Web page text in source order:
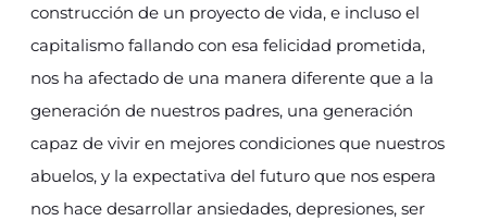
construcción de un proyecto de vida, e incluso el
capitalismo fallando con esa felicidad prometida,
nos ha afectado de una manera diferente que a la
generación de nuestros padres, una generación
capaz de vivir en mejores condiciones que nuestros
abuelos, y la expectativa del futuro que nos espera
nos hace desarrollar ansiedades, depresiones, ser